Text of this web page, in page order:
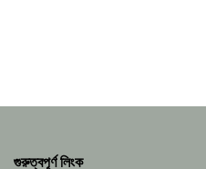
গুরুত্বপূর্ণ লিংক